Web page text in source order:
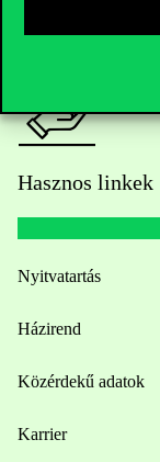
Hasznos linkek
Nyitvatartás
Házirend
Közérdekű adatok
Karrier